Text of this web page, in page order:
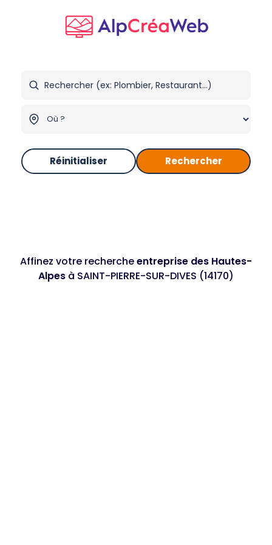
Réinitialiser Rechercher
Affinez votre rechercheentreprise des Hautes-
Alpes à SAINT-PIERRE-SUR-DIVES (14170)